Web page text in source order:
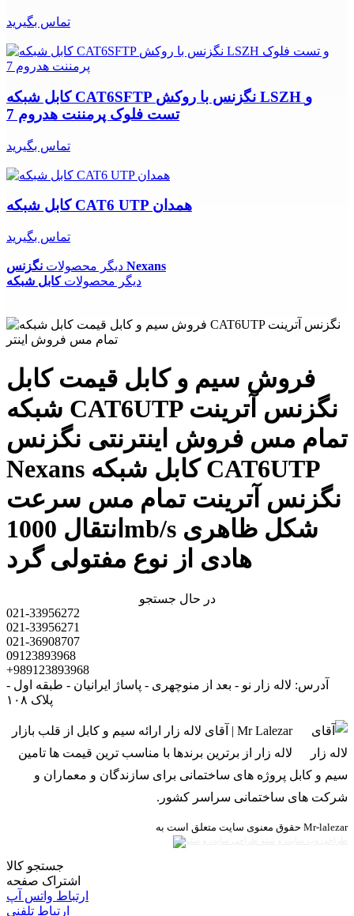
تماس بگیرید
کابل شبکه CAT6SFTP نگزنس با روکش LSZH و
تست فلوک پرمننت هدروم 7
تماس بگیرید
کابل شبکه CAT6 UTP همدان
تماس بگیرید
دیگر محصولات نگزنس Nexans
دیگر محصولاتکابل شبکه
فروش سیم و کابل قیمت کابل
شبکه CAT6UTP نگزنس آترینت
تمام مس فروش اینترنتی نگزنس
Nexans کابل شبکه CAT6UTP
نگزنس آترینت تمام مس سرعت
انتقال 1000mb/s شکل ظاهری
هادی از نوع مفتولی گرد
در حال جستجو
021-33956272
021-33956271
021-36908707
09123893968
+989123893968
آدرس: لاله زار نو - بعد از منوچهری - پاساژ ایرانیان - طبقه اول -
پلاک ۱۰۸
Mr Lalezar | آقای لاله زار ارائه سیم و کابل از قلب بازار
لاله زار از برترین برندها با مناسب ترین قیمت ها تامین
سیم و کابل پروژه های ساختمانی برای سازندگان و معماران و
شرکت های ساختمانی سراسر کشور.
حقوق معنوی سایت متعلق است به Mr-lalezar
جستجو کالا
اشتراک صفحه
ارتباط واتس آپ
ارتباط تلفنی